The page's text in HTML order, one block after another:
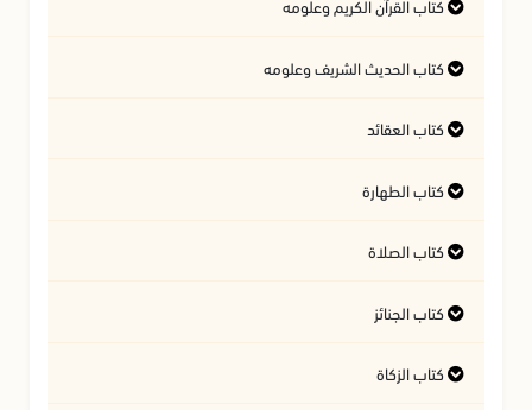
كتاب القرآن الكريم وعلومه
التفسير وعلوم القرآن
فتاوى متعلقة بالقرآن الكريم
آداب تلاوة القرآن الكريم
كتاب الحديث الشريف وعلومه
فتاوى متعلقة بالحديث الشريف
أسئلة في السيرة النبوية
كتاب العقائد
المسائل المتعلقة بالعقيدة
كتاب الطهارة
أحكام المياه
النجاسات وأحكامها
آداب قضاء الحاجة
كتاب الصلاة
أهمية الصلاة
الأذان والإقامة
كتاب الجنائز
أحكام الجنائز
كتاب الزكاة